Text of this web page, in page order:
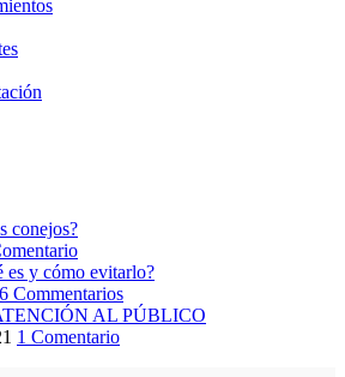
conejos?
es y cómo evitarlo?
Commentarios
AL PÚBLICO
1 Comentario